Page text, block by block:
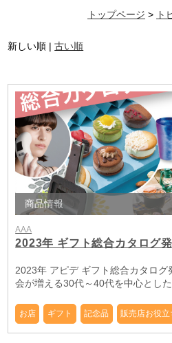
トップページ > ト
新しい順 |古い順
商品情報
AAA
2023年 ギフト総合カタログ
2023年 アピデ ギフト総合カタログ
会が増える30代～40代を中心とした
お店 ギフト 記念品 販売店お役立